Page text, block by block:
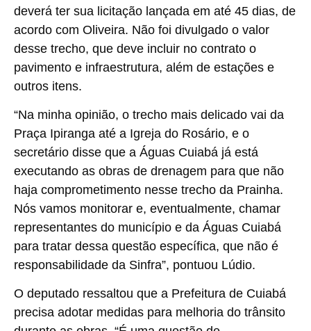
deverá ter sua licitação lançada em até 45 dias, de
acordo com Oliveira. Não foi divulgado o valor
desse trecho, que deve incluir no contrato o
pavimento e infraestrutura, além de estações e
outros itens.
“Na minha opinião, o trecho mais delicado vai da
Praça Ipiranga até a Igreja do Rosário, e o
secretário disse que a Águas Cuiabá já está
executando as obras de drenagem para que não
haja comprometimento nesse trecho da Prainha.
Nós vamos monitorar e, eventualmente, chamar
representantes do município e da Águas Cuiabá
para tratar dessa questão específica, que não é
responsabilidade da Sinfra”, pontuou Lúdio.
O deputado ressaltou que a Prefeitura de Cuiabá
precisa adotar medidas para melhoria do trânsito